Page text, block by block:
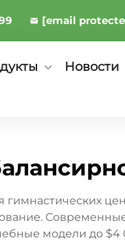
[email
Новости
модели до